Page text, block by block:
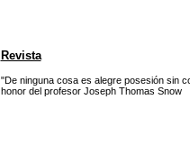
Revista
"De ninguna cosa es alegre posesión sin
honor del profesor Joseph Thomas Snow